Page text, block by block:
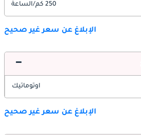
250 كم/الساعة
الإبلاغ عن سعر غير صحيح
اوتوماتيك
الإبلاغ عن سعر غير صحيح